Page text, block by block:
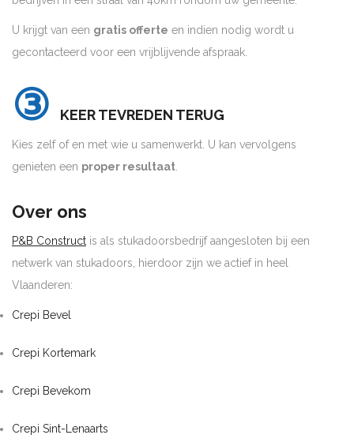
U krijgt van een gratis offerte en indien nodig wordt u
gecontacteerd voor een vrijblijvende afspraak.
③ KEER TEVREDEN TERUG
Kies zelf of en met wie u samenwerkt. U kan vervolgens
genieten een proper resultaat.
Over ons
P&B Construct is als stukadoorsbedrijf aangesloten bij een
netwerk van stukadoors, hierdoor zijn we actief in heel
Vlaanderen:
Crepi Bevel
Crepi Kortemark
Crepi Bevekom
Crepi Sint-Lenaarts